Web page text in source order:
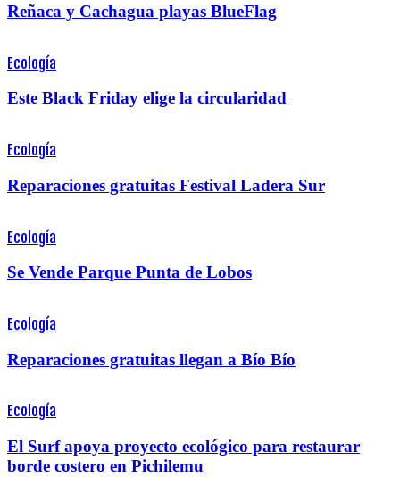
Reñaca y Cachagua playas BlueFlag
Ecología
Este Black Friday elige la circularidad
Ecología
Reparaciones gratuitas Festival Ladera Sur
Ecología
Se Vende Parque Punta de Lobos
Ecología
Reparaciones gratuitas llegan a Bío Bío
Ecología
El Surf apoya proyecto ecológico para restaurar
borde costero en Pichilemu